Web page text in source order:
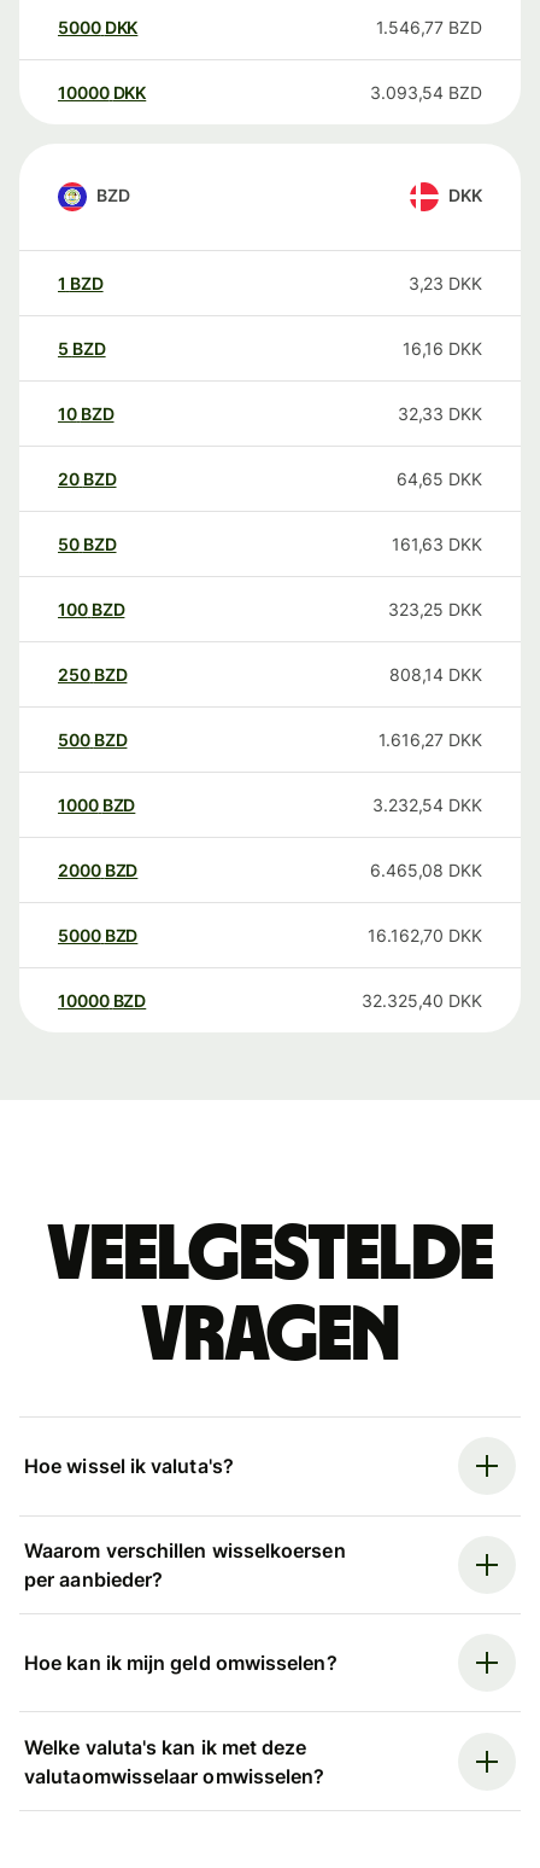
5000 DKK 1.546,77 BZD
10000 DKK 3.093,54 BZD
BZD DKK
1 BZD 3,23 DKK
5 BZD 16,16 DKK
10 BZD 32,33 DKK
20 BZD 64,65 DKK
50 BZD 161,63 DKK
100 BZD 323,25 DKK
250 BZD 808,14 DKK
500 BZD 1.616,27 DKK
1000 BZD 3.232,54 DKK
2000 BZD 6.465,08 DKK
5000 BZD 16.162,70 DKK
10000 BZD 32.325,40 DKK
Veelgestelde
vragen
Hoe wissel ik valuta's?
Waarom verschillen wisselkoersen
per aanbieder?
Hoe kan ik mijn geld omwisselen?
Welke valuta's kan ik met deze
valutaomwisselaar omwisselen?